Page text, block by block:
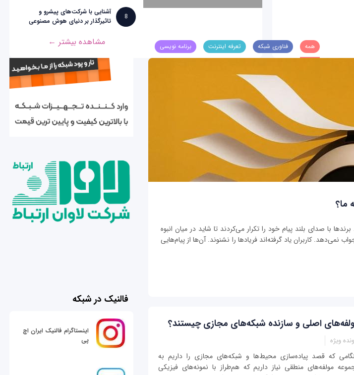
8
آشنایی با شرکت‌های پیشرو و
تاثیرگذار بر دنیای هوش مصنوعی
مشاهده بیشتر ← همه فناوری شبکه تعرفه اینترنت برنامه نویسی
ما؟
با صدای بلند پیام خود را تکرار می‌کردند تا شاید در میان انبوه
نمی‌دهد. کاربران یاد گرفته‌اند فریادها را نشنوند. آن‌ها از پیام‌هایی
اصلی و سازنده شبکه‌های مجازی چیستند؟
ویژه
که قصد پیاده‌سازی محیط‌ها و شبکه‌های مجازی را داریم به
مولفه‌های منطقی نیاز داریم که هم‌طراز با نمونه‌های فیزیکی
فالنیک در شبکه
اینستاگرام فالنیک ایران اچ
پی